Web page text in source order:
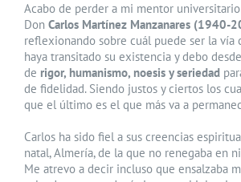
Acabo de perder a mi mentor
Don Carlos Martínez Manzanares (1940-
reflexionando sobre cuál puede ser la vía
haya transitado su existencia y debo
de rigor, humanismo, noesis y seriedad
de fidelidad. Siendo justos y ciertos los
que el último es el que más va a
Carlos ha sido fiel a sus creencias
natal, Almería, de la que no renegaba en
Me atrevo a decir incluso que ensalzaba